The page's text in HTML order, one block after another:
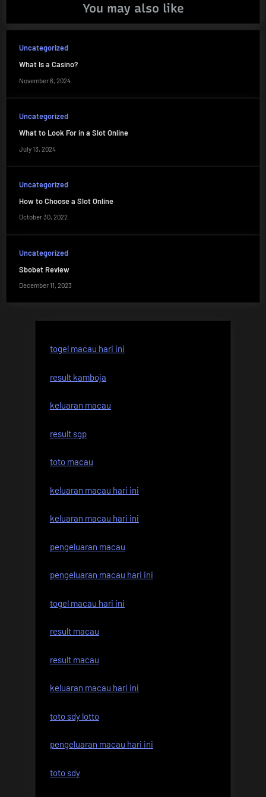
You may also like
Uncategorized
What Is a Casino?
November 6, 2024
Uncategorized
What to Look For in a Slot Online
July 13, 2024
Uncategorized
How to Choose a Slot Online
October 30, 2022
Uncategorized
Sbobet Review
December 11, 2023
togel macau hari ini
result kamboja
keluaran macau
result sgp
toto macau
keluaran macau hari ini
keluaran macau hari ini
pengeluaran macau
pengeluaran macau hari ini
togel macau hari ini
result macau
result macau
keluaran macau hari ini
toto sdy lotto
pengeluaran macau hari ini
toto sdy